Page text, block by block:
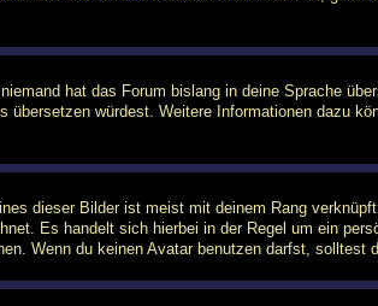
hat das Forum bislang in deine Sprache
würdest. Weitere Informationen dazu
dieser Bilder ist meist mit deinem Rang
Es handelt sich hierbei in der Regel um ein
Wenn du keinen Avatar benutzen darfst, solltest